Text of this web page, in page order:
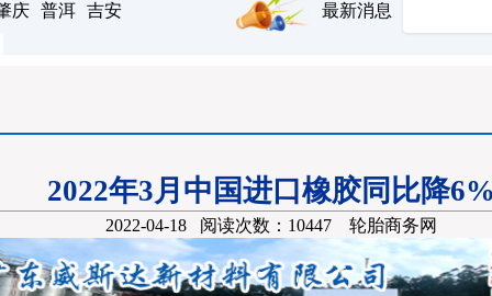
庆 普洱 吉安 最新消息
2022年3月中国进口橡胶同比降
2022-04-18 阅读次数：10447 轮胎商务网